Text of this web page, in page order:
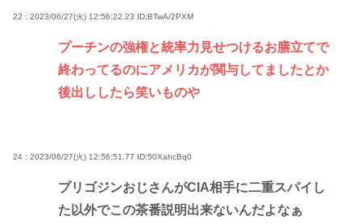
22 : 2023/06/27(火) 12:56:22.23 ID:BTwA/2PXM
プーチンの強権と統率力見せつけるお膳立てで
終わってるのにアメリカが関与してましたとか
後出ししたら笑いものや
24 : 2023/06/27(火) 12:56:51.77 ID:50XahcBq0
プリゴジンおじさんがCIA相手に二重スパイし
た以外でこの茶番説明出来ないんだよなぁ